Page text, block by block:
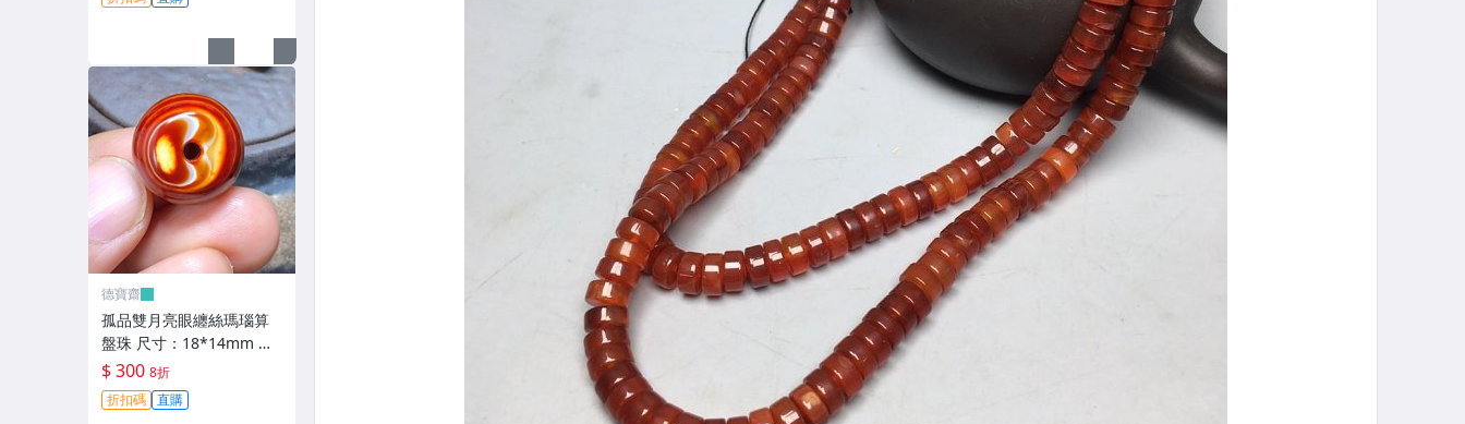
手【德寶齋】6346
德寶齋
孤品雙月亮眼纏絲瑪瑙算
盤珠 尺寸：18*14mm 一
面居中月亮眼，超神奇，
高瓷料 天珠 瑪瑙 古玩 二
手【德寶齋】6345
$ 300 8折
折扣碼 直購